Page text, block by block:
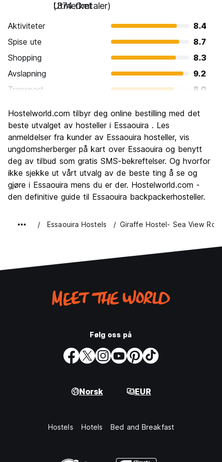
Utmerket
(374 Omtaler)
Aktiviteter
8.4
Spise ute
8.7
Shopping
8.3
Avslapning
9.2
Transport
8.0
Kultur
Feste
Verdi for pengene
8.8
Hostelworld.com tilbyr deg online bestilling med det
beste utvalget av hosteller i Essaouira . Les
anmeldelser fra kunder av Essaouira hosteller, vis
ungdomsherberger på kart over Essaouira og benytt
deg av tilbud som gratis SMS-bekreftelser. Og hvorfor
ikke sjekke ut vårt utvalg av de beste ting å se og
gjøre i Essaouira mens du er der. Hostelworld.com -
den definitive guide til Essaouira backpackerhosteller.
Essaouira Hostels Giraffe Hostel- Sea View
Følg oss på
Norsk EUR
Hostels Hotels Bed and Breakfast